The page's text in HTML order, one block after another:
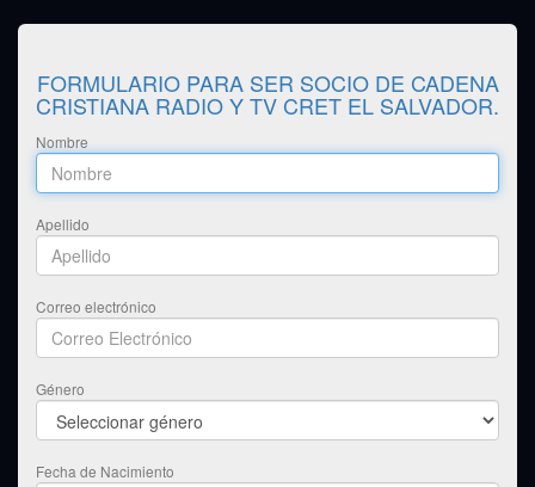
FORMULARIO PARA SER SOCIO DE CADENA
CRISTIANA RADIO Y TV CRET EL SALVADOR.
Nombre
Apellido
Correo electrónico
Género
Fecha de Nacimiento